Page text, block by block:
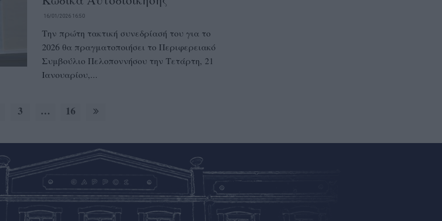
16/01/2026 16:50
Την πρώτη τακτική συνεδρίασή του για το
2026 θα πραγματοποιήσει το Περιφερειακό
Συμβούλιο Πελοποννήσου την Τετάρτη, 21
Ιανουαρίου,...
3 … 16